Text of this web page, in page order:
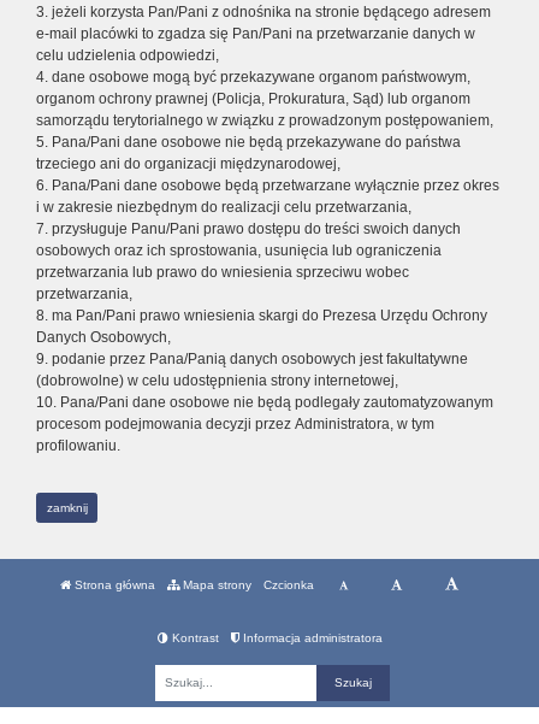
3. jeżeli korzysta Pan/Pani z odnośnika na stronie będącego adresem
e-mail placówki to zgadza się Pan/Pani na przetwarzanie danych w
celu udzielenia odpowiedzi,
4. dane osobowe mogą być przekazywane organom państwowym,
organom ochrony prawnej (Policja, Prokuratura, Sąd) lub organom
samorządu terytorialnego w związku z prowadzonym postępowaniem,
5. Pana/Pani dane osobowe nie będą przekazywane do państwa
trzeciego ani do organizacji międzynarodowej,
6. Pana/Pani dane osobowe będą przetwarzane wyłącznie przez okres
i w zakresie niezbędnym do realizacji celu przetwarzania,
7. przysługuje Panu/Pani prawo dostępu do treści swoich danych
osobowych oraz ich sprostowania, usunięcia lub ograniczenia
przetwarzania lub prawo do wniesienia sprzeciwu wobec
przetwarzania,
8. ma Pan/Pani prawo wniesienia skargi do Prezesa Urzędu Ochrony
Danych Osobowych,
9. podanie przez Pana/Panią danych osobowych jest fakultatywne
(dobrowolne) w celu udostępnienia strony internetowej,
10. Pana/Pani dane osobowe nie będą podlegały zautomatyzowanym
procesom podejmowania decyzji przez Administratora, w tym
profilowaniu.
zamknij
Strona główna Mapa strony Czcionka
Kontrast Informacja administratora